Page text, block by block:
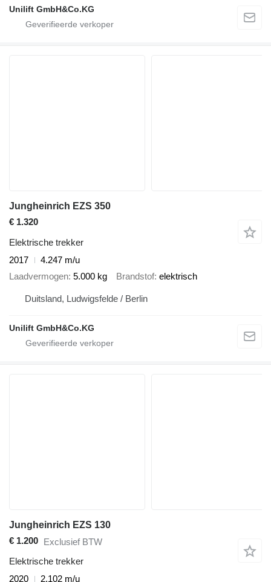
Unilift GmbH&Co.KG
Jungheinrich EZS 350
€ 1.320
Elektrische trekker
2017
4.247 m/u
Laadvermogen 5.000 kg Brandstof elektrisch
Duitsland, Ludwigsfelde / Berlin
Unilift GmbH&Co.KG
Jungheinrich EZS 130
€ 1.200 Exclusief BTW
Elektrische trekker
2020
2.102 m/u